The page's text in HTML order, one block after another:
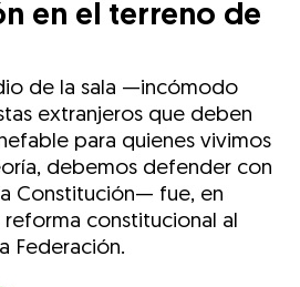
en el terreno de
de la sala —incómodo
extranjeros que deben
para quienes vivimos
debemos defender con
Constitución— fue, en
constitucional al
Federación.